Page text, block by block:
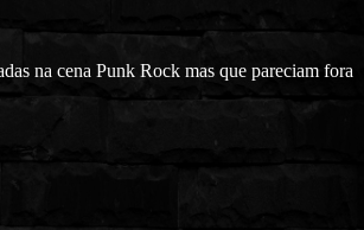
na cena Punk Rock mas que pareciam fora